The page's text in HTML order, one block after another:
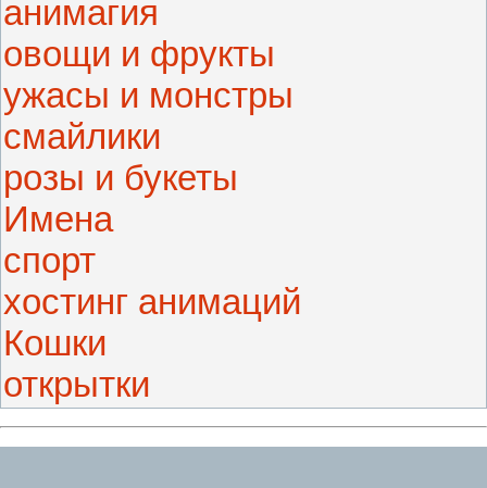
анимагия
овощи и фрукты
ужасы и монстры
смайлики
розы и букеты
Имена
спорт
хостинг анимаций
Кошки
открытки